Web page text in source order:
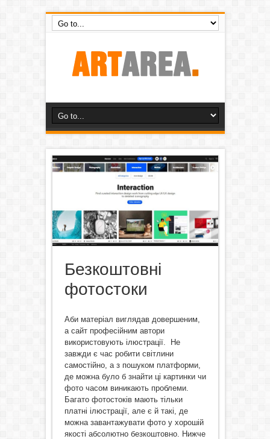
Безкоштовні
фотостоки
Аби матеріал виглядав довершеним,
а сайт професійним автори
використовують ілюстрації. Не
завжди є час робити світлини
самостійно, а з пошуком платформи,
де можна було б знайти ці картинки чи
фото часом виникають проблеми.
Багато фотостоків мають тільки
платні ілюстрації, але є й такі, де
можна завантажувати фото у хорошій
якості абсолютно безкоштовно. Нижче